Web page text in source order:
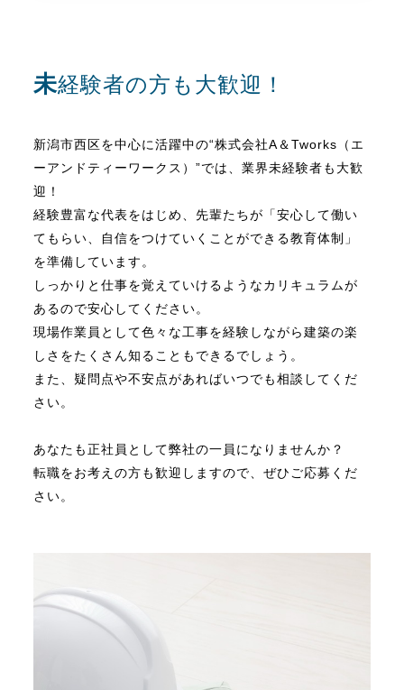
未経験者の方も大歓迎！
新潟市西区を中心に活躍中の“株式会社A＆Tworks（エ
ーアンドティーワークス）”では、業界未経験者も大歓
迎！
経験豊富な代表をはじめ、先輩たちが「安心して働い
てもらい、自信をつけていくことができる教育体制」
を準備しています。
しっかりと仕事を覚えていけるようなカリキュラムが
あるので安心してください。
現場作業員として色々な工事を経験しながら建築の楽
しさをたくさん知ることもできるでしょう。
また、疑問点や不安点があればいつでも相談してくだ
さい。
あなたも正社員として弊社の一員になりませんか？
転職をお考えの方も歓迎しますので、ぜひご応募くだ
さい。